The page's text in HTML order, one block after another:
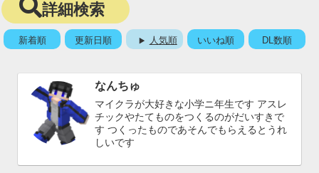
詳細検索
新着順 更新日順 人気順 いいね順 DL数順
なんちゅ
マイクラが大好きな小学ニ年生です アスレ
チックやたてものをつくるのがだいすきで
す つくったものであそんでもらえるとうれ
しいです